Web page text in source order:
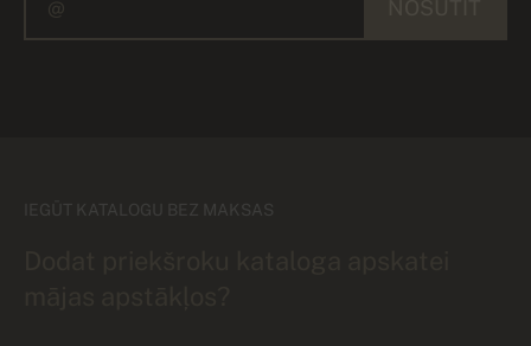
IEGŪT KATALOGU BEZ MAKSAS